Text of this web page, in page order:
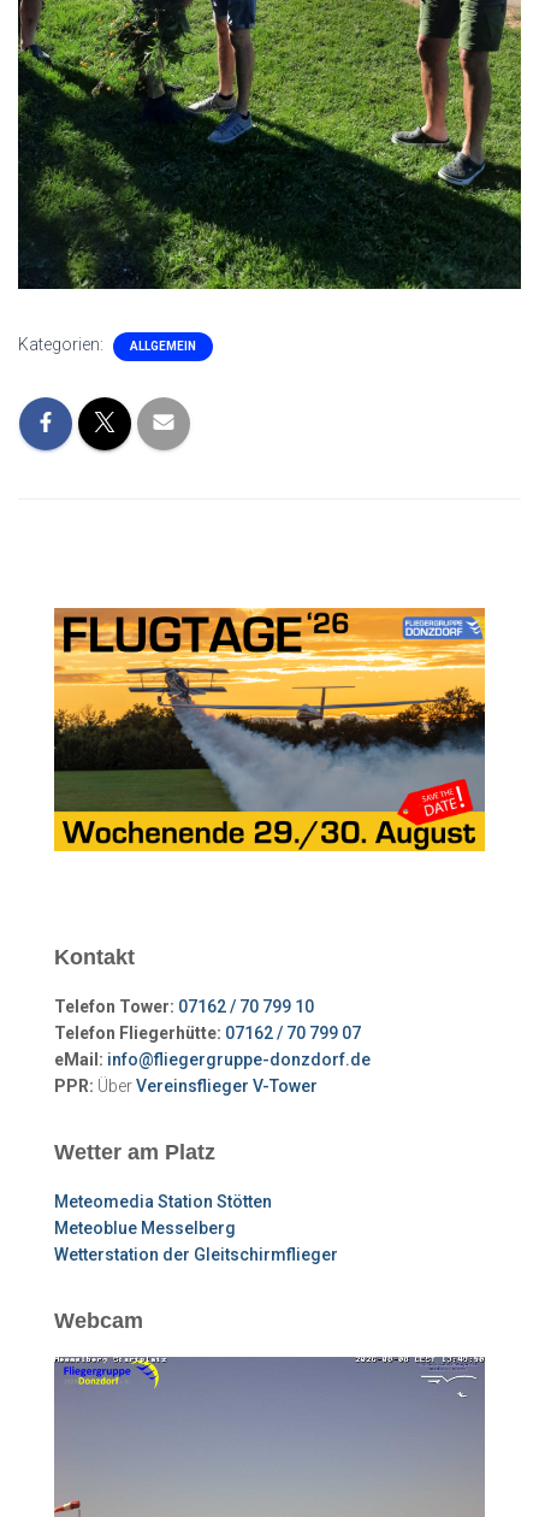
Kategorien: ALLGEMEIN
Kontakt
Telefon Tower: 07162 / 70 799 10
Telefon Fliegerhütte: 07162 / 70 799 07
eMail: info@fliegergruppe-donzdorf.de
PPR: ÜberVereinsflieger V-Tower
Wetter am Platz
Meteomedia Station Stötten
Meteoblue Messelberg
Wetterstation der Gleitschirmflieger
Webcam